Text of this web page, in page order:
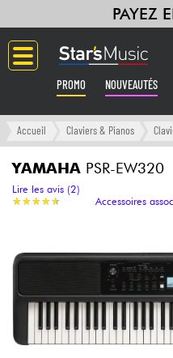
PAYEZ
PROMO NOUVEAUTÉS
Langue
Guitares & Basses
Amplis & Effets
Claviers & Pianos
Synthés & Sampleurs
Home Studio
Accueil Claviers & Pianos
YAMAHA PSR-EW320
★★★★★
★★★★★
Lire les avis (2)
Accessoires